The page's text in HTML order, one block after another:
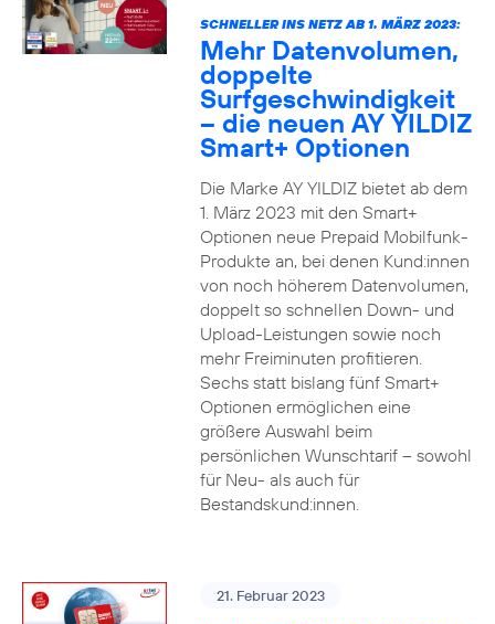
SCHNELLER INS NETZ AB 1. MÄRZ 2023:
Mehr Datenvolumen,
doppelte
Surfgeschwindigkeit
– die neuen AY YILDIZ
Smart+ Optionen
Die Marke AY YILDIZ bietet ab dem
1. März 2023 mit den Smart+
Optionen neue Prepaid Mobilfunk-
Produkte an, bei denen Kund:innen
von noch höherem Datenvolumen,
doppelt so schnellen Down- und
Upload-Leistungen sowie noch
mehr Freiminuten profitieren.
Sechs statt bislang fünf Smart+
Optionen ermöglichen eine
größere Auswahl beim
persönlichen Wunschtarif – sowohl
für Neu- als auch für
Bestandskund:innen.
21. Februar 2023